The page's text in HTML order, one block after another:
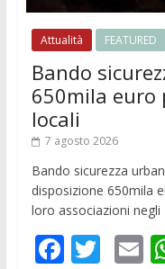
Attualità FEATURED
Bando
650mila euro
locali
7 agosto 2026
Bando sicurezza
disposizione 650mila
loro associazioni negli
F T E